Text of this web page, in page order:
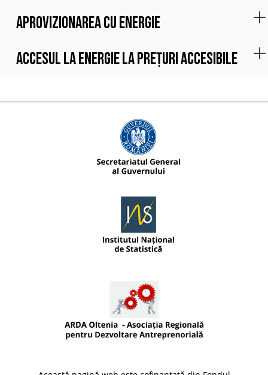
Aprovizionarea cu energie
Accesul la energie la prețuri accesibile